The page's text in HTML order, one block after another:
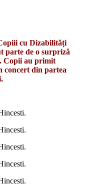
cu Dizabilități
parte de o surpriză
Copii au primit
concert din partea